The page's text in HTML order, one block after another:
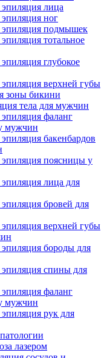
эпиляция лица
эпиляция ног
эпиляция подмышек
тотальное
глубокое
эпиляция верхней губы
зоны бикини
тела для мужчин
эпиляция фаланг
мужчин
бакенбардов
эпиляция поясницы у
эпиляция лица для
эпиляция бровей для
эпиляция верхней губы
эпиляция бороды для
эпиляция спины для
эпиляция фаланг
мужчин
эпиляция рук для
лазером